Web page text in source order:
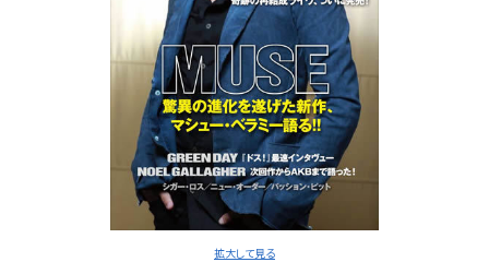
拡大して見る